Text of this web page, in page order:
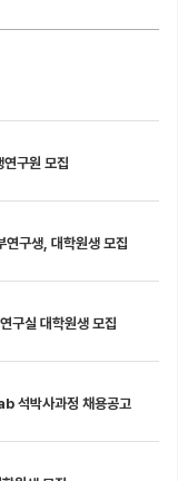
구원 모집
생, 대학원생 모집
구실 대학원생 모집
박사과정 채용공고